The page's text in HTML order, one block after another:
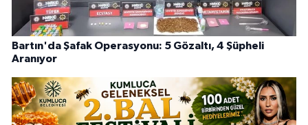
Bartın'da Şafak Operasyonu: 5 Gözaltı, 4 Şüpheli
Aranıyor